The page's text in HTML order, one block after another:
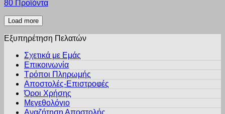
80 Προϊόντα
Load more
Εξυπηρέτηση Πελατών
Σχετικά με Εμάς
Επικοινωνία
Τρόποι Πληρωμής
Αποστολές-Επιστροφές
Όροι Χρήσης
Μεγεθολόγιο
Αναζήτηση Αποστολής